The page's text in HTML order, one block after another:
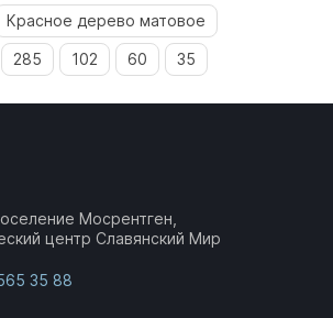
Красное дерево матовое
285 102 60 35
Мосрентген,
центр Славянский Мир
35 88